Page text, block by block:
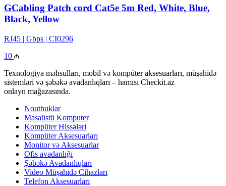
GCabling Patch cord Cat5e 5m Red, White, Blue,
Black, Yellow
RJ45 | Gbps | CI0296
10
Texnologiya məhsulları, mobil və kompüter aksesuarları, müşahidə
sistemləri və şəbəkə avadanlıqları – hamısı Checkit.az
onlayn mağazasında.
Noutbuklar
Masaüstü Komputer
Kompüter Hissələri
Kompüter Aksesuarları
Monitor və Aksesuarlar
Ofis avadanlığı
Şəbəkə Avadanlıqları
Video Müşahidə Cihazları
Telefon Aksesuarları